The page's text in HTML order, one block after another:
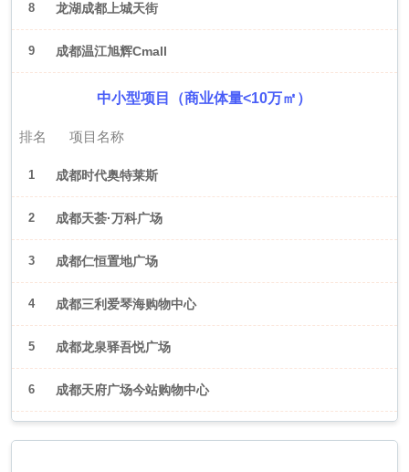
8 龙湖成都上城天街
9 成都温江旭辉Cmall
中小型项目（商业体量<10万㎡）
排名 项目名称
1 成都时代奥特莱斯
2 成都天荟·万科广场
3 成都仁恒置地广场
4 成都三利爱琴海购物中心
5 成都龙泉驿吾悦广场
6 成都天府广场今站购物中心